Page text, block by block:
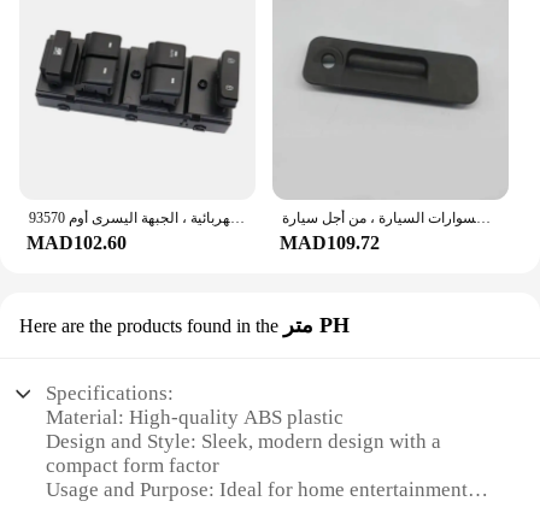
الأصلي هيونداي سوناتا باب السائق مفتاح النافذة الكهربائية ، الجبهة اليسرى أوم 93570C1000 C1000 93570-C1000 93570-C1000 93570-C1000
MAD102.60
تجميع مفاتيح صندوق السيارة لسيارة هيونداي سوناتا 9 ، إكسسوارات السيارة ، من أجل سيارة
MAD109.72
Here are the products found in the متر PH
Specifications:
Material: High-quality ABS plastic
Design and Style: Sleek, modern design with a
compact form factor
Usage and Purpose: Ideal for home entertainment